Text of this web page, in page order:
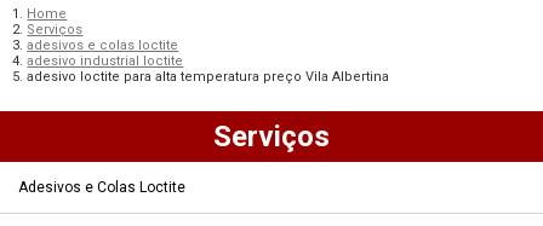
Home
Serviços
adesivos e colas loctite
adesivo industrial loctite
adesivo loctite para alta temperatura preço Vila Albertina
Serviços
Adesivos e Colas Loctite